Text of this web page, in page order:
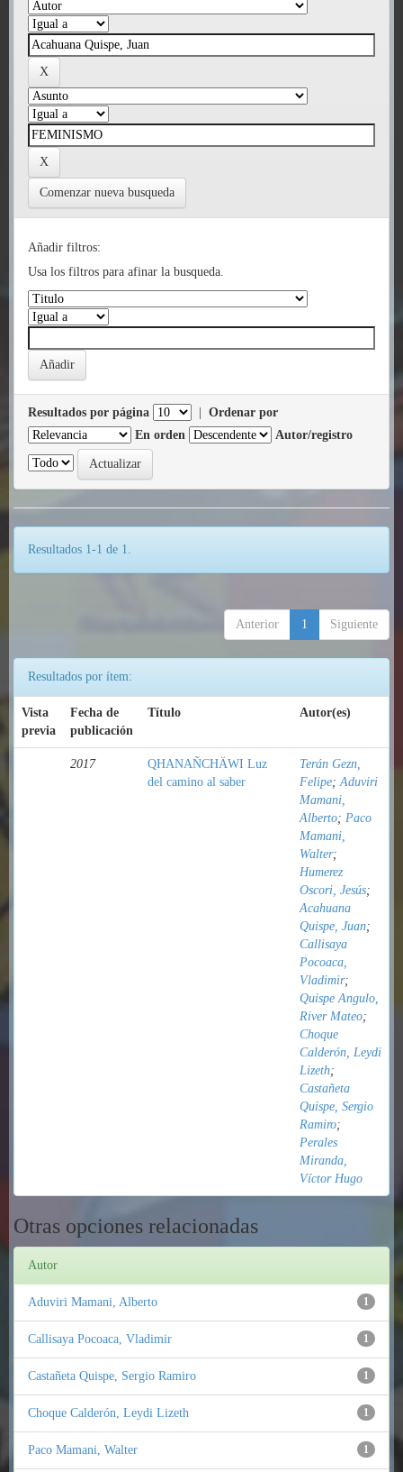
Comenzar nueva busqueda
Añadir filtros:
Usa los filtros para afinar la busqueda.
Resultados por página
Ordenar por
En orden
Autor/registro
Resultados 1-1 de 1.
Anterior 1 Siguiente
Resultados por ítem:
Vista
previa
Fecha de
publicación
Título Autor(es)
2017
QHANAÑCHÄWI Luz
del camino al saber
Terán Gezn,
Felipe;Aduviri
Mamani,
Alberto; Paco
Mamani,
Walter;
Humerez
Oscori, Jesús;
Acahuana
Quispe, Juan;
Callisaya
Pocoaca,
Vladimir;
Quispe Angulo,
River Mateo;
Choque
Calderón, Leydi
Lizeth;
Castañeta
Quispe, Sergio
Ramiro;
Perales
Miranda,
Víctor Hugo
Otras opciones relacionadas
Autor
1
Aduviri Mamani, Alberto
1
Callisaya Pocoaca, Vladimir
1
Castañeta Quispe, Sergio Ramiro
1
Choque Calderón, Leydi Lizeth
1
Paco Mamani, Walter